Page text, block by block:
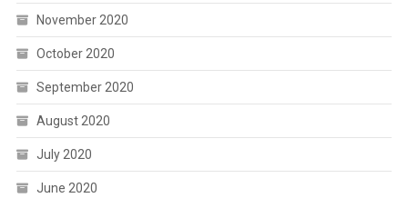
November 2020
October 2020
September 2020
August 2020
July 2020
June 2020